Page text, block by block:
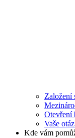
Založení
Otevření
Vaše
Kde vám